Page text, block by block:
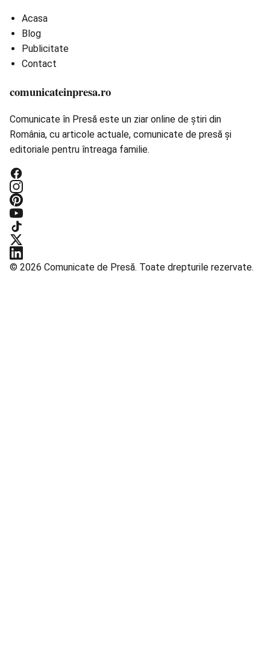
Acasa
Blog
Publicitate
Contact
comunicateinpresa.ro
Comunicate în Presă este un ziar online de știri din
România, cu articole actuale, comunicate de presă și
editoriale pentru întreaga familie.
© 2026 Comunicate de Presă. Toate drepturile rezervate.